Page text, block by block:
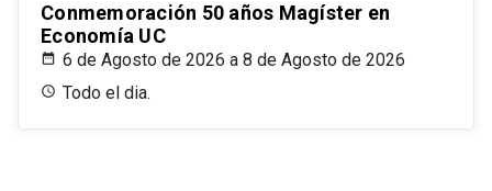
Conmemoración 50 años Magíster en
Economía UC
6 de Agosto de 2026 a 8 de Agosto de 2026
Todo el dia.